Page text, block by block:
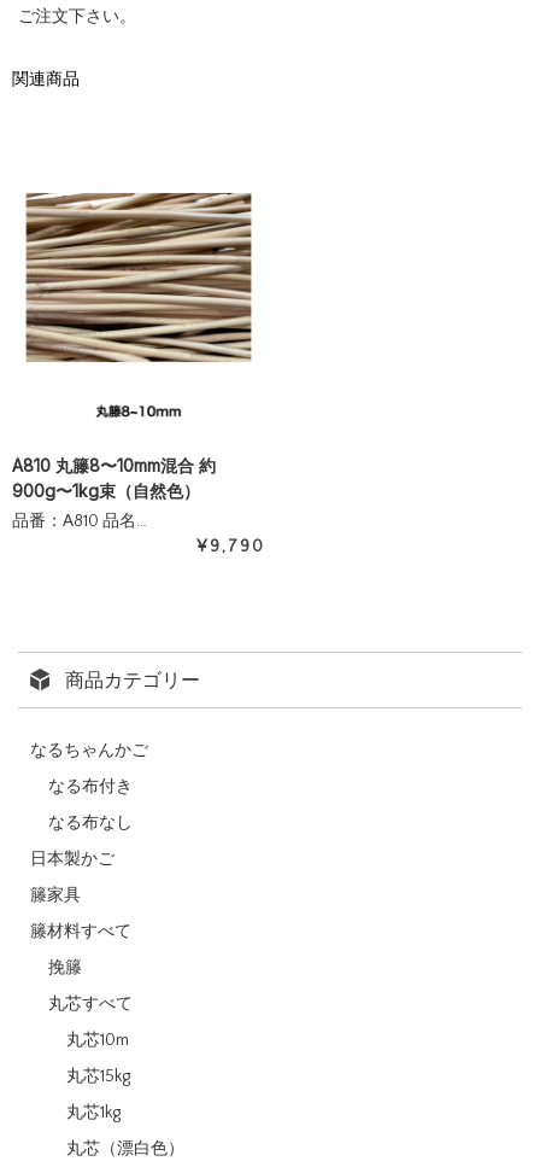
ご注文下さい。
関連商品
A810 丸籐8〜10mm混合 約
900g〜1kg束（自然色）
品番：A810 品名…
¥9,790
商品カテゴリー
なるちゃんかご
なる布付き
なる布なし
日本製かご
籐家具
籐材料すべて
挽籐
丸芯すべて
丸芯10m
丸芯15kg
丸芯1kg
丸芯（漂白色）